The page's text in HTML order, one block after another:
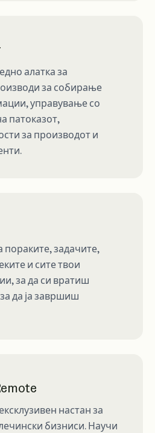
алатка за
за собирање
управување со
патоказот,
за производот и
пораките, задачите,
и сите твои
за да си вратиш
да ја завршиш
настан за
бизниси. Научи